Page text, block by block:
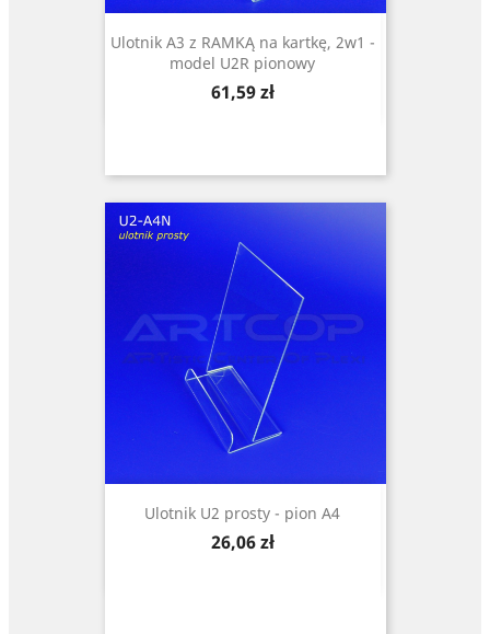
Ulotnik A3 z RAMKĄ na kartkę, 2w1 -
model U2R pionowy
Cena
61,59 zł
Ulotnik U2 prosty - pion A4
Cena
26,06 zł